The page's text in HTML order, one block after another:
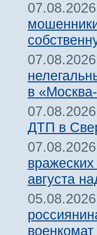
в
ДТП в
августа